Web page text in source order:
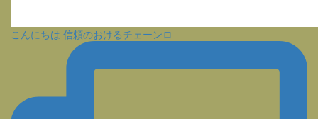
こんにちは 信頼のおけるチェーンロ